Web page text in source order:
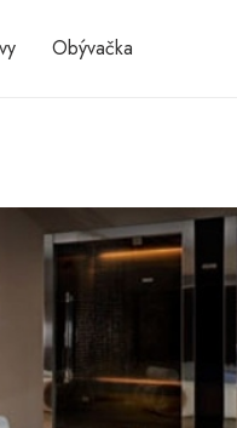
Obývačka